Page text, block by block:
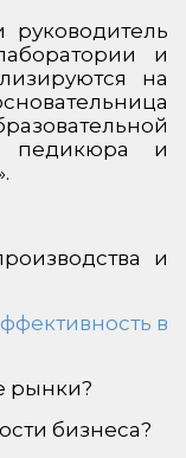
руководитель
и
на
педикюра и
и
в
рынки?
бизнеса?